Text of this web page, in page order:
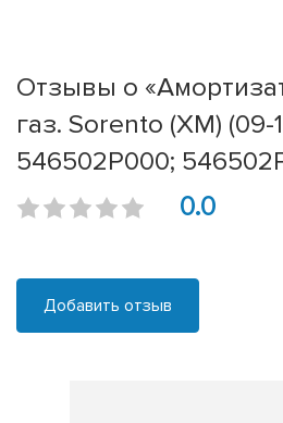
Отзывы о
газ. Sorento (XM) (09-
546502P000;
0.0
Добавить отзыв